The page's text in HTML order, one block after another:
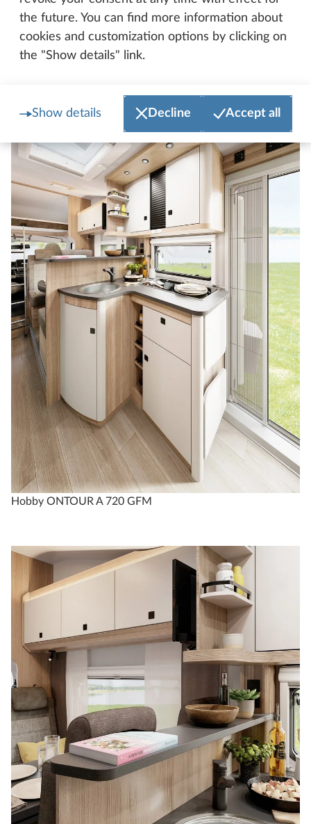
the future. You can find more information about
cookies and customization options by clicking on
the "Show details" link.
Show details Decline Accept all
immediatamente a portata di mano grazie ai cassetti
e ai pensili di misura comfort. Infine, il bel banco da
cucina è ripiano e moderno elemento di design in
Hobby ONTOUR A 720 GFM